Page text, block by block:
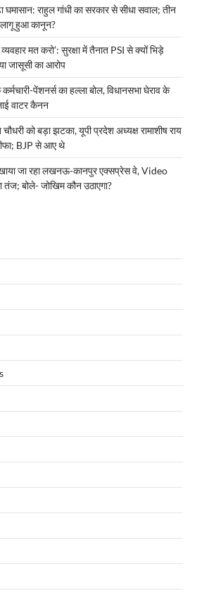
घमासान: राहुल गांधी का सरकार से सीधा सवाल; तीन
लागू हुआ कानून?
मत करो’: सुरक्षा में तैनात PSI से क्यों भिड़े
जासूसी का आरोप
पेंशनर्स का हल्ला बोल, विधानसभा घेराव के
वाटर कैनन
को बड़ा झटका, यूपी प्रदेश अध्यक्ष रामाशीष राय
BJP से आए थे
जा रहा लखनऊ-कानपुर एक्सप्रेस वे, Video
बोले- जोखिम कौन उठाएगा?